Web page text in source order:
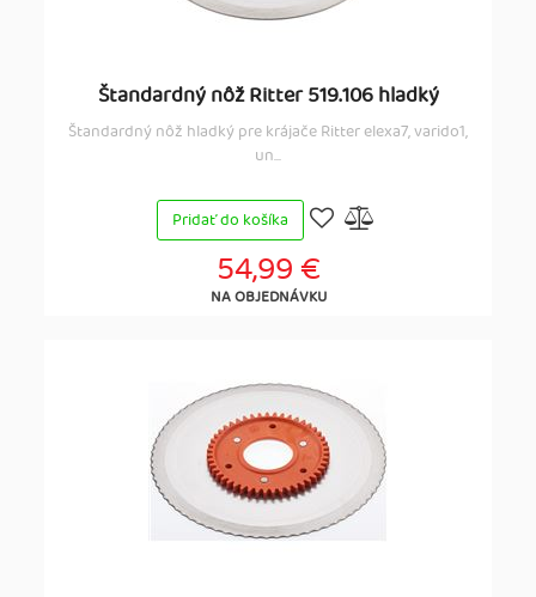
Štandardný nôž Ritter 519.106 hladký
Štandardný nôž hladký pre krájače Ritter elexa7, varido1,
un...
Pridať do košíka
54,99 €
NA OBJEDNÁVKU